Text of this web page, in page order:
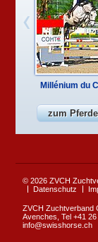
Millénium du
zum
© 2026 ZVCH
Datenschutz
ZVCH Zuchtverband
Avenches, Tel +41
info@swisshorse.ch